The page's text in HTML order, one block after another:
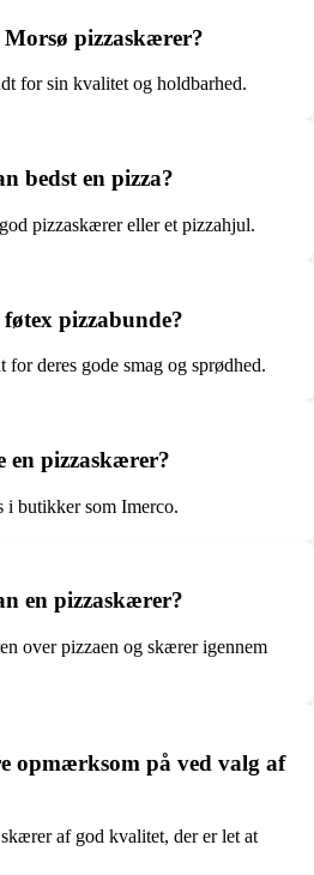
pizzaskærer?
for sin kvalitet og holdbarhed.
bedst en pizza?
pizzaskærer eller et pizzahjul.
pizzabunde?
for deres gode smag og sprødhed.
en pizzaskærer?
i butikker som Imerco.
en pizzaskærer?
over pizzaen og skærer igennem
opmærksom på ved valg af
af god kvalitet, der er let at